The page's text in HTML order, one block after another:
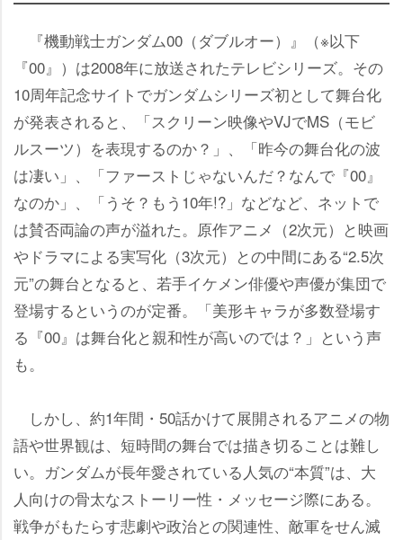
『機動戦士ガンダム00（ダブルオー）』（※以下
『00』）は2008年に放送されたテレビシリーズ。その
10周年記念サイトでガンダムシリーズ初として舞台化
が発表されると、「スクリーン映像やVJでMS（モビ
ルスーツ）を表現するのか？」、「昨今の舞台化の波
は凄い」、「ファーストじゃないんだ？なんで『00』
なのか」、「うそ？もう10年!?」などなど、ネットで
は賛否両論の声が溢れた。原作アニメ（2次元）と映画
ドラマによる実写化（3次元）との中間にある“2.5次
元”の舞台となると、若手イケメン俳優や声優が集団で
登場するというのが定番。「美形キャラが多数登場す
る『00』は舞台化と親和性が高いのでは？」という声
も。
しかし、約1年間・50話かけて展開されるアニメの物
語や世界観は、短時間の舞台では描き切ることは難し
い。ガンダムが長年愛されている人気の“本質”は、大
人向けの骨太なストーリー性・メッセージ際にある。
戦争がもたらす悲劇や政治との関連性、敵軍をせん滅